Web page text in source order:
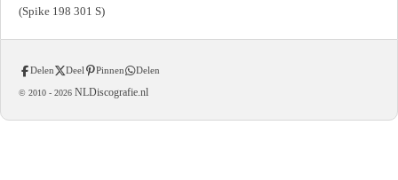
(Spike 198 301 S)
Delen Deel Pinnen Delen
© 2010 - 2026 NLDiscografie.nl